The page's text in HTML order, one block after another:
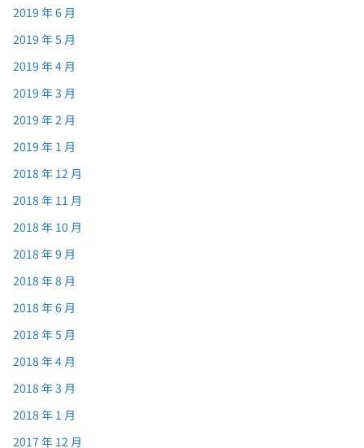
2019 年 6 月
2019 年 5 月
2019 年 4 月
2019 年 3 月
2019 年 2 月
2019 年 1 月
2018 年 12 月
2018 年 11 月
2018 年 10 月
2018 年 9 月
2018 年 8 月
2018 年 6 月
2018 年 5 月
2018 年 4 月
2018 年 3 月
2018 年 1 月
2017 年 12 月